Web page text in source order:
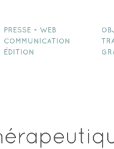
PRESSE • WEB
COMMUNICATION
ÉDITION